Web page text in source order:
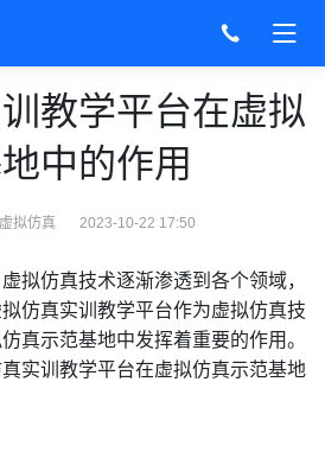
教学平台在虚拟
中的作用
拟仿真 2023-10-22 17:50
拟仿真技术逐渐渗透到各个领域，
仿真实训教学平台作为虚拟仿真技
真示范基地中发挥着重要的作用。
实训教学平台在虚拟仿真示范基地